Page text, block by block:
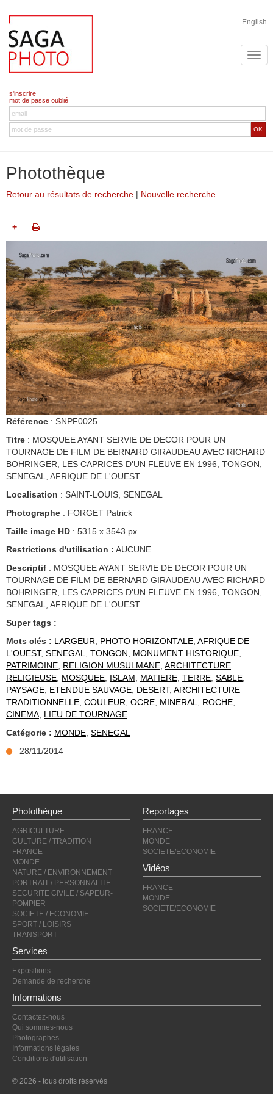
English
s'inscrire
mot de passe oublié
OK
Photothèque
Retour au résultats de recherche | Nouvelle recherche
+
Référence : SNPF0025
Titre : MOSQUEE AYANT SERVIE DE DECOR POUR UN
TOURNAGE DE FILM DE BERNARD GIRAUDEAU AVEC RICHARD
BOHRINGER, LES CAPRICES D'UN FLEUVE EN 1996, TONGON,
SENEGAL, AFRIQUE DE L'OUEST
Localisation : SAINT-LOUIS, SENEGAL
Photographe : FORGET Patrick
Taille image HD : 5315 x 3543 px
Restrictions d'utilisation : AUCUNE
Descriptif : MOSQUEE AYANT SERVIE DE DECOR POUR UN
TOURNAGE DE FILM DE BERNARD GIRAUDEAU AVEC RICHARD
BOHRINGER, LES CAPRICES D'UN FLEUVE EN 1996, TONGON,
SENEGAL, AFRIQUE DE L'OUEST
Super tags :
Mots clés : LARGEUR, PHOTO HORIZONTALE, AFRIQUE DE
L'OUEST, SENEGAL, TONGON, MONUMENT HISTORIQUE,
PATRIMOINE, RELIGION MUSULMANE, ARCHITECTURE
RELIGIEUSE, MOSQUEE, ISLAM, MATIERE, TERRE, SABLE,
PAYSAGE, ETENDUE SAUVAGE, DESERT, ARCHITECTURE
TRADITIONNELLE, COULEUR, OCRE, MINERAL, ROCHE,
CINEMA, LIEU DE TOURNAGE
Catégorie : MONDE, SENEGAL
28/11/2014
Photothèque
AGRICULTURE
CULTURE / TRADITION
FRANCE
MONDE
NATURE / ENVIRONNEMENT
PORTRAIT / PERSONNALITE
SECURITE CIVILE / SAPEUR-
POMPIER
SOCIETE / ECONOMIE
SPORT / LOISIRS
TRANSPORT
Reportages
FRANCE
MONDE
SOCIETE/ECONOMIE
Vidéos
FRANCE
MONDE
SOCIETE/ECONOMIE
Services
Expositions
Demande de recherche
Informations
Contactez-nous
Qui sommes-nous
Photographes
Informations légales
Conditions d'utilisation
© 2026 - tous droits réservés